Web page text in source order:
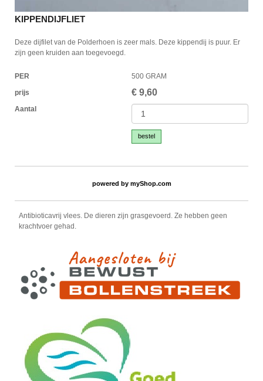
KIPPENDIJFLIET
Deze dijfilet van de Polderhoen is zeer mals. Deze kippendij is puur. Er
zijn geen kruiden aan toegevoegd.
PER
500 GRAM
prijs
€ 9,60
Aantal
bestel
powered by myShop.com
Antibioticavrij vlees. De dieren zijn grasgevoerd. Ze hebben geen
krachtvoer gehad.